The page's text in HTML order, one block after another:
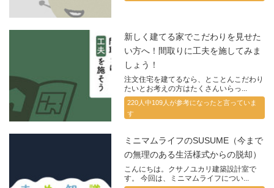
新しく建てる家でこだわりを見せた
い方へ！間取りに工夫を施してみま
しょう！
注文住宅を建てるなら、とことんこだわり
たいとお考えの方はたくさんいらっ...
220人中109人が参考になったと言っていま
す
ミニマムライフのSUSUME（今まで
の無理のある生活様式からの脱却）
こんにちは。クサノユカリ建築設計室で
す。 今回は、ミニマムライフについ...